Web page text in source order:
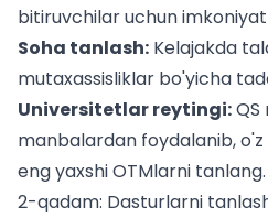
bitiruvchilar uchun
Soha tanlash: Kelajakda
mutaxassisliklar bo'yicha
Universitetlar reytingi:QS
manbalardan foydalanib,
eng yaxshi OTMlarni tanlang.
2-qadam: Dasturlarni